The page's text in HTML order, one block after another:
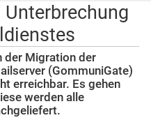
der Migration der
(GommuniGate)
erreichbar. Es gehen
werden alle